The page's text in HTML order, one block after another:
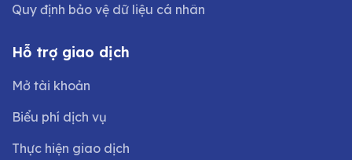
Quy định bảo vệ dữ liệu cá nhân
Hỗ trợ giao dịch
Mở tài khoản
Biểu phí dịch vụ
Thực hiện giao dịch